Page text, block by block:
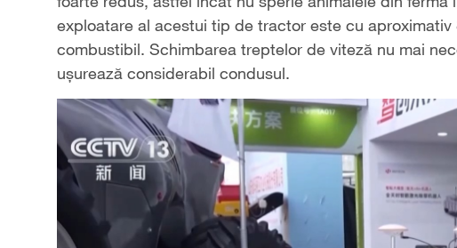
exploatare al acestui tip de tractor este cu
combustibil. Schimbarea treptelor de viteză nu mai
ușurează considerabil condusul.